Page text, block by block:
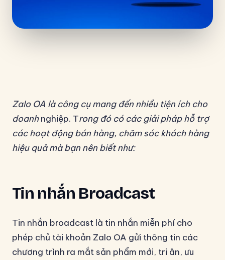
Zalo OA là công cụ mang đến nhiều tiện ích cho
doanhnghiệp. Trong đó có các giải pháp hỗ trợ
các hoạt động bán hàng, chăm sóc khách hàng
hiệu quả mà bạn nên biết như:
Tin nhắn Broadcast
Tin nhắn broadcast là tin nhắn miễn phí cho
phép chủ tài khoản Zalo OA gửi thông tin các
chương trình ra mắt sản phẩm mới, tri ân, ưu